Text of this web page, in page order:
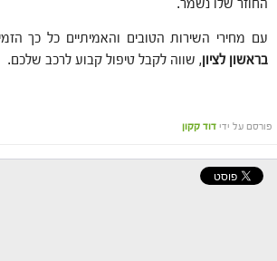
החוזר שלו נשמר.
עם מחירי השירות הטובים והאמיתיים כל כך
בראשון לציון, שווה לקבל טיפול קבוע לרכב שלכם.
פורסם על ידי דוד קקון